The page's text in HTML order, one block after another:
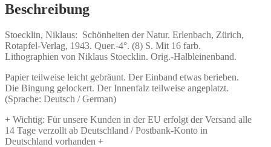
Beschreibung
Stoecklin, Niklaus: Schönheiten der Natur. Erlenbach, Zürich,
Rotapfel-Verlag, 1943. Quer.-4°. (8) S. Mit 16 farb.
Lithographien von Niklaus Stoecklin. Orig.-Halbleinenband.
Papier teilweise leicht gebräunt. Der Einband etwas berieben.
Die Bingung gelockert. Der Innenfalz teilweise angeplatzt.
(Sprache: Deutsch / German)
+ Wichtig: Für unsere Kunden in der EU erfolgt der Versand alle
14 Tage verzollt ab Deutschland / Postbank-Konto in
Deutschland vorhanden +